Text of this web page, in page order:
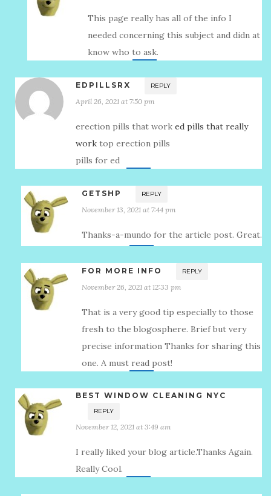
This page really has all of the info I
needed concerning this subject and didn at
know who to ask.
EDPILLSRX REPLY
April 26, 2021 at 7:50 pm
erection pills that work ed pills that really
work top erection pills
pills for ed
GETSHP REPLY
November 13, 2021 at 7:44 pm
Thanks-a-mundo for the article post. Great.
FOR MORE INFO REPLY
November 26, 2021 at 12:33 pm
That is a very good tip especially to those
fresh to the blogosphere. Brief but very
precise information Thanks for sharing this
one. A must read post!
BEST WINDOW CLEANING NYC
REPLY
November 12, 2021 at 3:49 am
I really liked your blog article.Thanks Again.
Really Cool.